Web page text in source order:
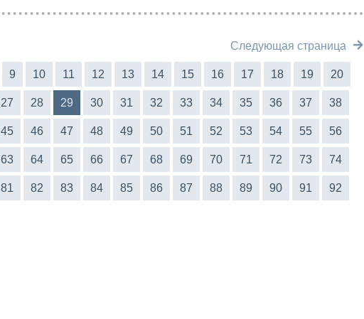
Следующая страница
9 10 11 12 13 14 15 16 17 18 19 20
27 28 29 30 31 32 33 34 35 36 37 38
45 46 47 48 49 50 51 52 53 54 55 56
63 64 65 66 67 68 69 70 71 72 73 74
81 82 83 84 85 86 87 88 89 90 91 92